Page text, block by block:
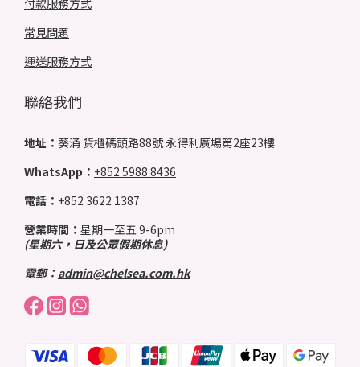
付款服務方式
常見問題
運送服務方式
聯絡我們
地址： 葵涌 貨櫃碼頭路88號 永得利廣場第2座23樓
WhatsApp： +852 5988 8436
電話： +852 3622 1387
營業時間： 星期一至五 9-6pm
(星期六，日及公眾假期休息)
電郵： admin@chelsea.com.hk